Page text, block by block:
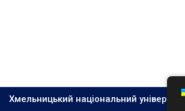
Хмельницький національний